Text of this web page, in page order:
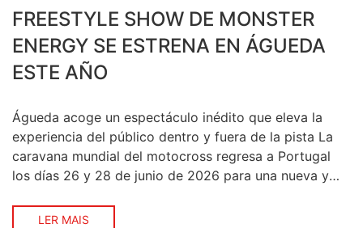
FREESTYLE SHOW DE MONSTER
ENERGY SE ESTRENA EN ÁGUEDA
ESTE AÑO
Águeda acoge un espectáculo inédito que eleva la
experiencia del público dentro y fuera de la pista La
caravana mundial del motocross regresa a Portugal
los días 26 y 28 de junio de 2026 para una nueva y
prueba puntuable del Campeonato del Mundo de
LER MAIS